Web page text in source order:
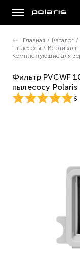
Главная / Каталог /
Пылесосы /
Комплектующие для
Фильтр PVCWF
пылесосу Polaris
6